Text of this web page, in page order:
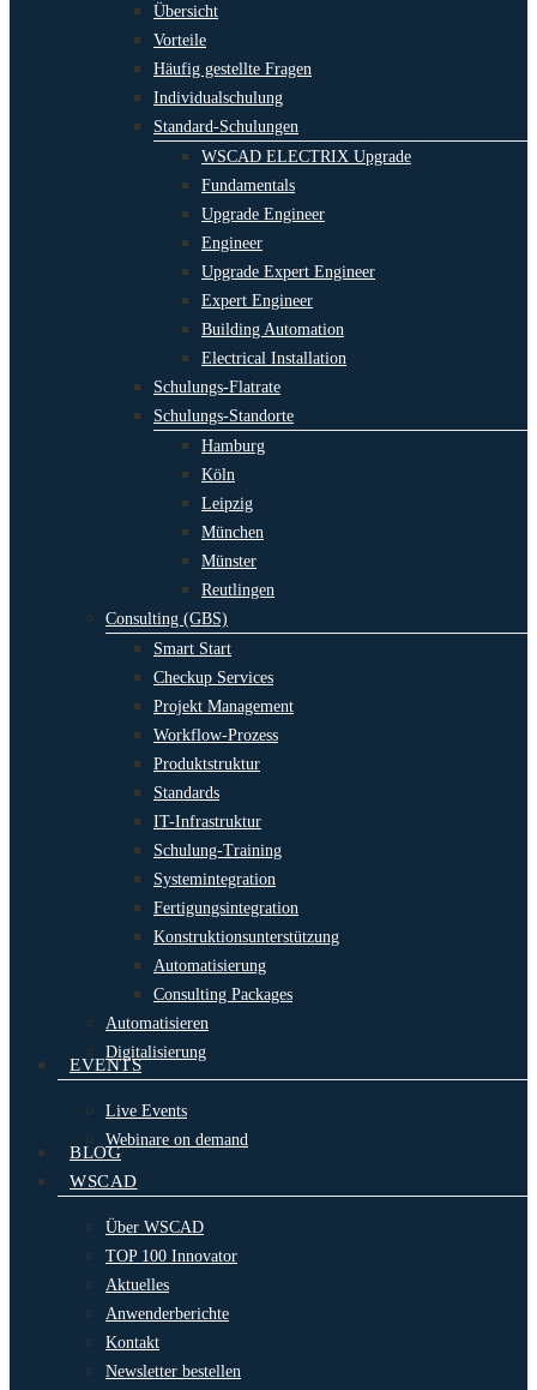
Übersicht
Vorteile
Häufig gestellte Fragen
Individualschulung
Standard-Schulungen
WSCAD ELECTRIX Upgrade
Fundamentals
Upgrade Engineer
Engineer
Upgrade Expert Engineer
Expert Engineer
Building Automation
Electrical Installation
Schulungs-Flatrate
Schulungs-Standorte
Hamburg
Köln
Leipzig
München
Münster
Reutlingen
Consulting (GBS)
Smart Start
Checkup Services
Projekt Management
Workflow-Prozess
Produktstruktur
Standards
IT-Infrastruktur
Schulung-Training
Systemintegration
Fertigungsintegration
Konstruktionsunterstützung
Automatisierung
Consulting Packages
Automatisieren
Digitalisierung
EVENTS
Live Events
Webinare on demand
BLOG
WSCAD
Über WSCAD
TOP 100 Innovator
Aktuelles
Anwenderberichte
Kontakt
Newsletter bestellen